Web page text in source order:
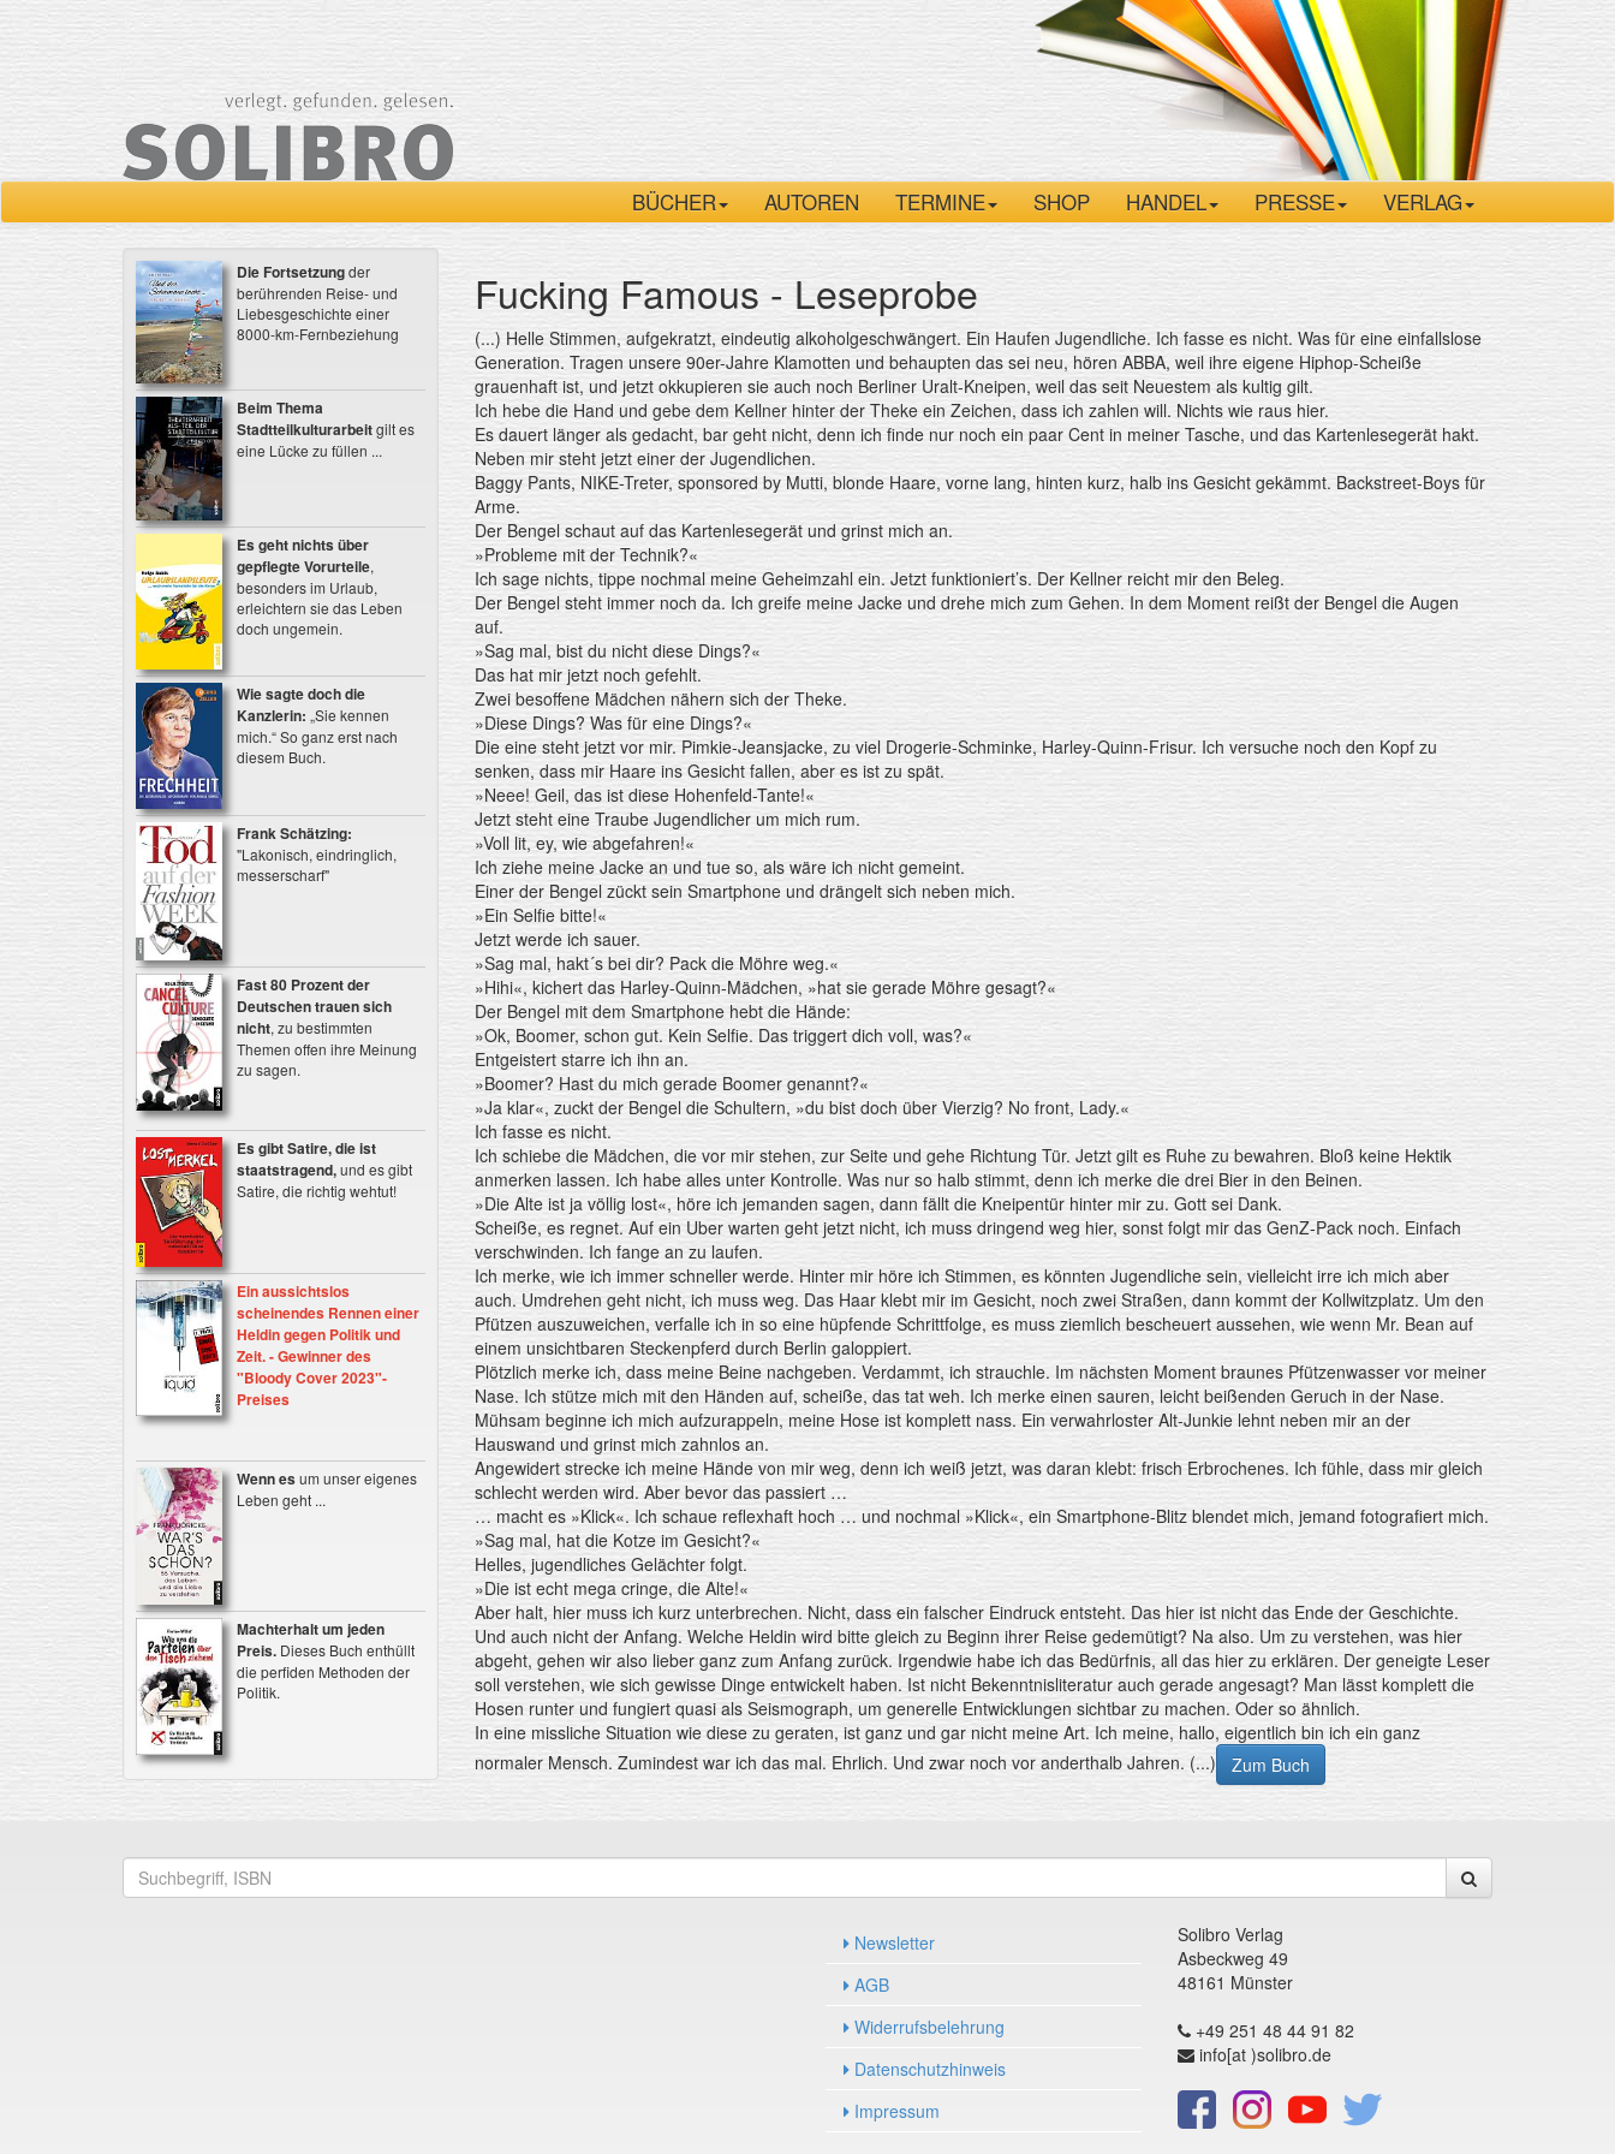
BÜCHER AUTOREN TERMINE SHOP HANDEL PRESSE VERLAG
Fucking Famous - Leseprobe
(...) Helle Stimmen, aufgekratzt, eindeutig alkoholgeschwängert. Ein Haufen Jugendliche. Ich fasse es nicht. Was für eine einfallslose
Generation. Tragen unsere 90er-Jahre Klamotten und behaupten das sei neu, hören ABBA, weil ihre eigene Hiphop-Scheiße
grauenhaft ist, und jetzt okkupieren sie auch noch Berliner Uralt-Kneipen, weil das seit Neuestem als kultig gilt.
Ich hebe die Hand und gebe dem Kellner hinter der Theke ein Zeichen, dass ich zahlen will. Nichts wie raus hier.
Es dauert länger als gedacht, bar geht nicht, denn ich finde nur noch ein paar Cent in meiner Tasche, und das Kartenlesegerät hakt.
Neben mir steht jetzt einer der Jugendlichen.
Baggy Pants, NIKE-Treter, sponsored by Mutti, blonde Haare, vorne lang, hinten kurz, halb ins Gesicht gekämmt. Backstreet-Boys für
Arme.
Der Bengel schaut auf das Kartenlesegerät und grinst mich an.
»Probleme mit der Technik?«
Ich sage nichts, tippe nochmal meine Geheimzahl ein. Jetzt funktioniert’s. Der Kellner reicht mir den Beleg.
Der Bengel steht immer noch da. Ich greife meine Jacke und drehe mich zum Gehen. In dem Moment reißt der Bengel die Augen
auf.
»Sag mal, bist du nicht diese Dings?«
Das hat mir jetzt noch gefehlt.
Zwei besoffene Mädchen nähern sich der Theke.
»Diese Dings? Was für eine Dings?«
Die eine steht jetzt vor mir. Pimkie-Jeansjacke, zu viel Drogerie-Schminke, Harley-Quinn-Frisur. Ich versuche noch den Kopf zu
senken, dass mir Haare ins Gesicht fallen, aber es ist zu spät.
»Neee! Geil, das ist diese Hohenfeld-Tante!«
Jetzt steht eine Traube Jugendlicher um mich rum.
»Voll lit, ey, wie abgefahren!«
Ich ziehe meine Jacke an und tue so, als wäre ich nicht gemeint.
Einer der Bengel zückt sein Smartphone und drängelt sich neben mich.
»Ein Selfie bitte!«
Jetzt werde ich sauer.
»Sag mal, hakt´s bei dir? Pack die Möhre weg.«
»Hihi«, kichert das Harley-Quinn-Mädchen, »hat sie gerade Möhre gesagt?«
Der Bengel mit dem Smartphone hebt die Hände:
»Ok, Boomer, schon gut. Kein Selfie. Das triggert dich voll, was?«
Entgeistert starre ich ihn an.
»Boomer? Hast du mich gerade Boomer genannt?«
»Ja klar«, zuckt der Bengel die Schultern, »du bist doch über Vierzig? No front, Lady.«
Ich fasse es nicht.
Ich schiebe die Mädchen, die vor mir stehen, zur Seite und gehe Richtung Tür. Jetzt gilt es Ruhe zu bewahren. Bloß keine Hektik
anmerken lassen. Ich habe alles unter Kontrolle. Was nur so halb stimmt, denn ich merke die drei Bier in den Beinen.
»Die Alte ist ja völlig lost«, höre ich jemanden sagen, dann fällt die Kneipentür hinter mir zu. Gott sei Dank.
Scheiße, es regnet. Auf ein Uber warten geht jetzt nicht, ich muss dringend weg hier, sonst folgt mir das GenZ-Pack noch. Einfach
verschwinden. Ich fange an zu laufen.
Ich merke, wie ich immer schneller werde. Hinter mir höre ich Stimmen, es könnten Jugendliche sein, vielleicht irre ich mich aber
auch. Umdrehen geht nicht, ich muss weg. Das Haar klebt mir im Gesicht, noch zwei Straßen, dann kommt der Kollwitzplatz. Um den
Pfützen auszuweichen, verfalle ich in so eine hüpfende Schrittfolge, es muss ziemlich bescheuert aussehen, wie wenn Mr. Bean auf
einem unsichtbaren Steckenpferd durch Berlin galoppiert.
Plötzlich merke ich, dass meine Beine nachgeben. Verdammt, ich strauchle. Im nächsten Moment braunes Pfützenwasser vor meiner
Nase. Ich stütze mich mit den Händen auf, scheiße, das tat weh. Ich merke einen sauren, leicht beißenden Geruch in der Nase.
Mühsam beginne ich mich aufzurappeln, meine Hose ist komplett nass. Ein verwahrloster Alt-Junkie lehnt neben mir an der
Hauswand und grinst mich zahnlos an.
Angewidert strecke ich meine Hände von mir weg, denn ich weiß jetzt, was daran klebt: frisch Erbrochenes. Ich fühle, dass mir gleich
schlecht werden wird. Aber bevor das passiert …
… macht es »Klick«. Ich schaue reflexhaft hoch … und nochmal »Klick«, ein Smartphone-Blitz blendet mich, jemand fotografiert mich.
»Sag mal, hat die Kotze im Gesicht?«
Helles, jugendliches Gelächter folgt.
»Die ist echt mega cringe, die Alte!«
Aber halt, hier muss ich kurz unterbrechen. Nicht, dass ein falscher Eindruck entsteht. Das hier ist nicht das Ende der Geschichte.
Und auch nicht der Anfang. Welche Heldin wird bitte gleich zu Beginn ihrer Reise gedemütigt? Na also. Um zu verstehen, was hier
abgeht, gehen wir also lieber ganz zum Anfang zurück. Irgendwie habe ich das Bedürfnis, all das hier zu erklären. Der geneigte Leser
soll verstehen, wie sich gewisse Dinge entwickelt haben. Ist nicht Bekenntnisliteratur auch gerade angesagt? Man lässt komplett die
Hosen runter und fungiert quasi als Seismograph, um generelle Entwicklungen sichtbar zu machen. Oder so ähnlich.
In eine missliche Situation wie diese zu geraten, ist ganz und gar nicht meine Art. Ich meine, hallo, eigentlich bin ich ein ganz
normaler Mensch. Zumindest war ich das mal. Ehrlich. Und zwar noch vor anderthalb Jahren. (...)
Zum Buch
Die Fortsetzungder
berührenden Reise- und
Liebesgeschichte einer
8000-km-Fernbeziehung
Beim Thema
Stadtteilkulturarbeitgilt es
eine Lücke zu füllen ...
Es geht nichts über
gepflegte Vorurteile,
besonders im Urlaub,
erleichtern sie das Leben
doch ungemein.
Wie sagte doch die
Kanzlerin:„Sie kennen
mich.“ So ganz erst nach
diesem Buch.
Frank Schätzing:
"Lakonisch, eindringlich,
messerscharf"
Fast 80 Prozent der
Deutschen trauen sich
nicht, zu bestimmten
Themen offen ihre Meinung
zu sagen.
Es gibt Satire, die ist
staatstragend,und es gibt
Satire, die richtig wehtut!
Ein aussichtslos
scheinendes Rennen einer
Heldin gegen Politik und
Zeit. - Gewinner des
"Bloody Cover 2023"-
Preises
Wenn esum unser eigenes
Leben geht ...
Machterhalt um jeden
Preis. Dieses Buch enthüllt
die perfiden Methoden der
Politik.
Newsletter
AGB
Widerrufsbelehrung
Datenschutzhinweis
Impressum
Solibro Verlag
Asbeckweg 49
48161 Münster
+49 251 48 44 91 82
info[at )solibro.de